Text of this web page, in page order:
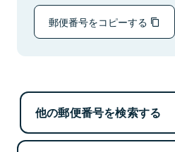
郵便番号をコピーする
他の郵便番号を検索する